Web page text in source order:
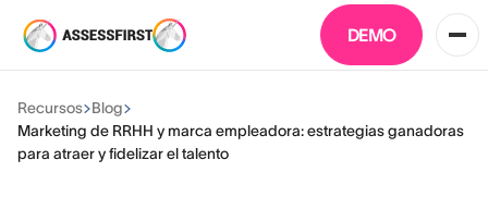
DEMO
Recursos Blog
Marketing de RRHH y marca empleadora: estrategias ganadoras
para atraer y fidelizar el talento